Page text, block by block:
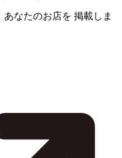
あなたのお店を 掲載しま